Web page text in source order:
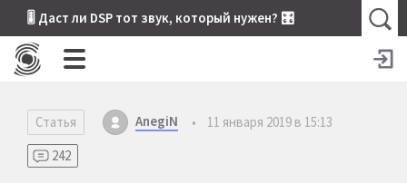
🎚 Даст ли DSP тот звук, который нужен? 🎛
Статья AnegiN •
11 января 2019 в 15:13
242